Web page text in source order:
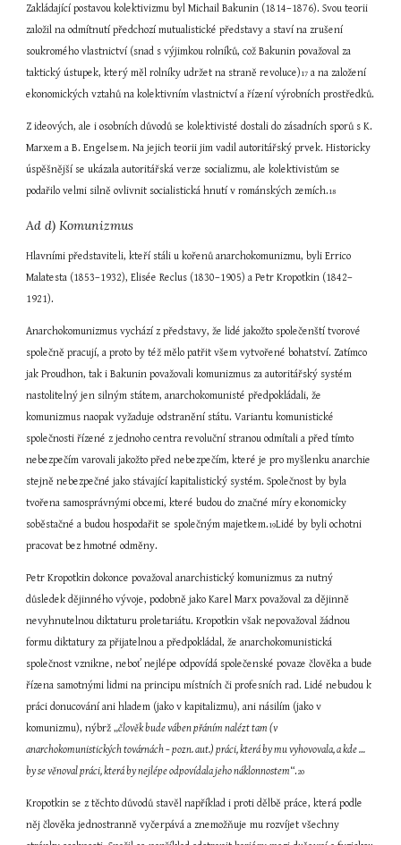
Zakládající postavou kolektivizmu byl Michail Bakunin (1814–1876). Svou teorii
založil na odmítnutí předchozí mutualistické představy a staví na zrušení
soukromého vlastnictví (snad s výjimkou rolníků, což Bakunin považoval za
taktický ústupek, který měl rolníky udržet na straně revoluce)17 a na založení
ekonomických vztahů na kolektivním vlastnictví a řízení výrobních prostředků.
Z ideových, ale i osobních důvodů se kolektivisté dostali do zásadních sporů s K.
Marxem a B. Engelsem. Na jejich teorii jim vadil autoritářský prvek. Historicky
úspěšnější se ukázala autoritářská verze socializmu, ale kolektivistům se
podařilo velmi silně ovlivnit socialistická hnutí v románských zemích.18
Ad d) Komunizmus
Hlavními představiteli, kteří stáli u kořenů anarchokomunizmu, byli Errico
Malatesta (1853–1932), Elisée Reclus (1830–1905) a Petr Kropotkin (1842–
1921).
Anarchokomunizmus vychází z představy, že lidé jakožto společenští tvorové
společně pracují, a proto by též mělo patřit všem vytvořené bohatství. Zatímco
jak Proudhon, tak i Bakunin považovali komunizmus za autoritářský systém
nastolitelný jen silným státem, anarchokomunisté předpokládali, že
komunizmus naopak vyžaduje odstranění státu. Variantu komunistické
společnosti řízené z jednoho centra revoluční stranou odmítali a před tímto
nebezpečím varovali jakožto před nebezpečím, které je pro myšlenku anarchie
stejně nebezpečné jako stávající kapitalistický systém. Společnost by byla
tvořena samosprávnými obcemi, které budou do značné míry ekonomicky
soběstačné a budou hospodařit se společným majetkem.19Lidé by byli ochotni
pracovat bez hmotné odměny.
Petr Kropotkin dokonce považoval anarchistický komunizmus za nutný
důsledek dějinného vývoje, podobně jako Karel Marx považoval za dějinně
nevyhnutelnou diktaturu proletariátu. Kropotkin však nepovažoval žádnou
formu diktatury za přijatelnou a předpokládal, že anarchokomunistická
společnost vznikne, neboť nejlépe odpovídá společenské povaze člověka a bude
řízena samotnými lidmi na principu místních či profesních rad. Lidé nebudou k
práci donucování ani hladem (jako v kapitalizmu), ani násilím (jako v
komunizmu), nýbrž „člověk bude váben přáním nalézt tam (v
anarchokomunistických továrnách – pozn. aut.) práci, která by mu vyhovovala, a kde …
by se věnoval práci, která by nejlépe odpovídala jeho náklonnostem“.20
Kropotkin se z těchto důvodů stavěl například i proti dělbě práce, která podle
něj člověka jednostranně vyčerpává a znemožňuje mu rozvíjet všechny